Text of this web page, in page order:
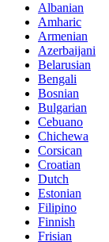
Albanian
Amharic
Armenian
Azerbaijani
Belarusian
Bengali
Bosnian
Bulgarian
Cebuano
Chichewa
Corsican
Croatian
Dutch
Estonian
Filipino
Finnish
Frisian